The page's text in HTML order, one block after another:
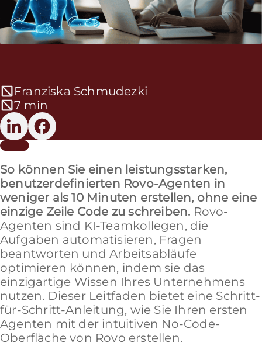
Franziska Schmudezki
7 min
So können Sie einen leistungsstarken,
benutzerdefinierten Rovo-Agenten in
weniger als 10 Minuten erstellen, ohne eine
einzige Zeile Code zu schreiben. Rovo-
Agenten sind KI-Teamkollegen, die
Aufgaben automatisieren, Fragen
beantworten und Arbeitsabläufe
optimieren können, indem sie das
einzigartige Wissen Ihres Unternehmens
nutzen. Dieser Leitfaden bietet eine Schritt-
für-Schritt-Anleitung, wie Sie Ihren ersten
Agenten mit der intuitiven No-Code-
Oberfläche von Rovo erstellen.